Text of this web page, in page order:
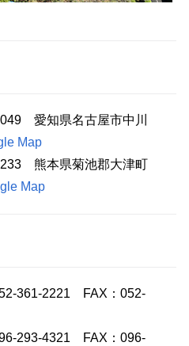
愛知県名古屋市中川
Map
熊本県菊池郡大津町
Map
361-2221 FAX：052-
293-4321 FAX：096-